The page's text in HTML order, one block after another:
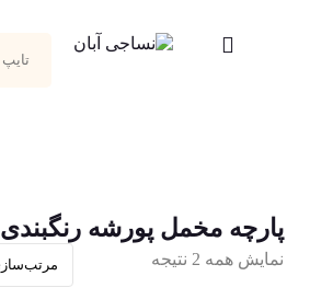
پارچه مخمل پورشه رنگبندی
نمایش همه 2 نتیجه